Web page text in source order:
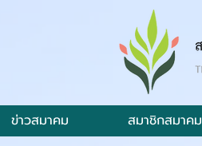
ข่าวสมาคม สมาชิกสมาคม